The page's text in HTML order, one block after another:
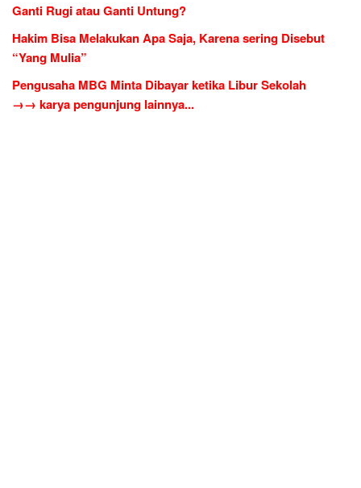
Ganti Rugi atau Ganti Untung?
Hakim Bisa Melakukan Apa Saja, Karena sering Disebut
“Yang Mulia”
Pengusaha MBG Minta Dibayar ketika Libur Sekolah
→→ karya pengunjung lainnya...